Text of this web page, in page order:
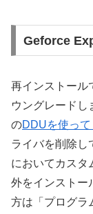
Geforce
再インストール
ウングレードし
のDDUを使っ
ライバを削除し
においてカスタ
外をインストー
方は「プログラ